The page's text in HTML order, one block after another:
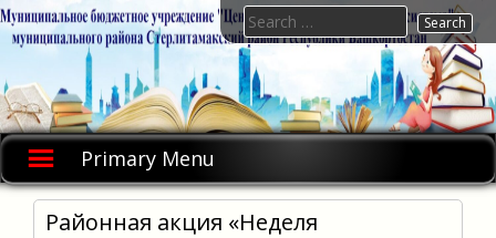
Skip
to
Primary Menu
Search
for:
Районная акция «Неделя